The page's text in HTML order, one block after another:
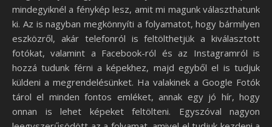
mindegyiknél a fénykép lesz, amit mi magunk választhatunk
ki. Az is nagyban megkönnyíti a folyamatot, hogy bármilyen
eszközről, akár telefonról is feltölthetjük a kiválasztott
fotókat, valamint a Facebook-ról és az Instagramról is
hozzá tudunk férni a képekhez, majd egyből el is tudjuk
küldeni a megrendelésünket. Ha valakinek a Google Fotók
tárol el minden fontos emléket, annak egy jó hír, hogy
onnan is lehet képeket feltölteni. Egyszóval nagyon